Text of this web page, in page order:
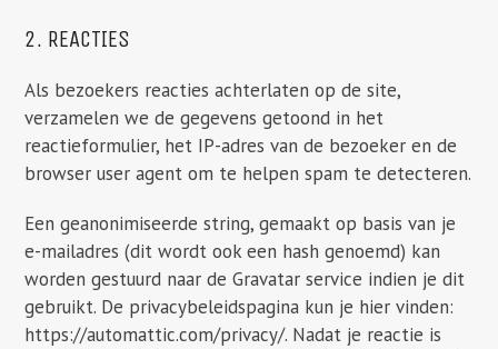
2. REACTIES
Als bezoekers reacties achterlaten op de site,
verzamelen we de gegevens getoond in het
reactieformulier, het IP-adres van de bezoeker en de
browser user agent om te helpen spam te detecteren.
Een geanonimiseerde string, gemaakt op basis van je
e-mailadres (dit wordt ook een hash genoemd) kan
worden gestuurd naar de Gravatar service indien je dit
gebruikt. De privacybeleidspagina kun je hier vinden:
https://automattic.com/privacy/. Nadat je reactie is